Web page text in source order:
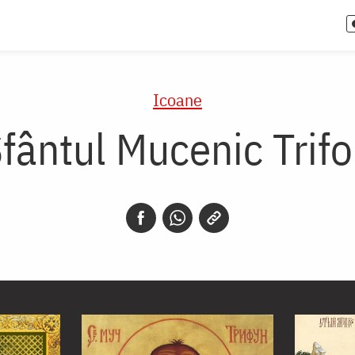
Icoane
Mucenic